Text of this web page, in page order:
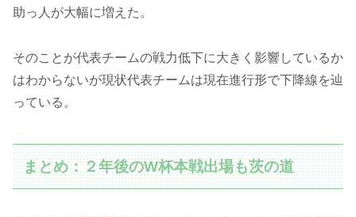
助っ人が大幅に増えた。
そのことが代表チームの戦力低下に大きく影響しているか
はわからないが現状代表チームは現在進行形で下降線を辿
っている。
まとめ：２年後のW杯本戦出場も茨の道